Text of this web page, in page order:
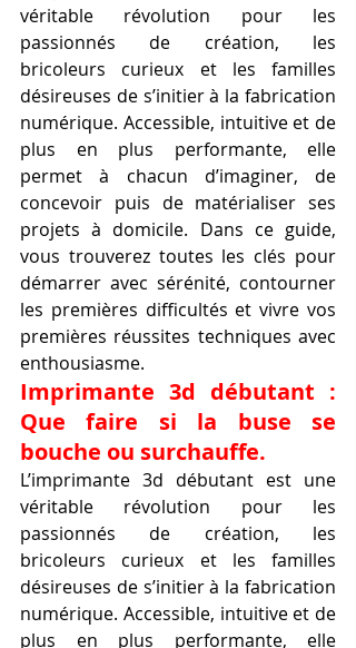
véritable révolution pour les
passionnés de création, les
bricoleurs curieux et les familles
désireuses de s’initier à la fabrication
numérique. Accessible, intuitive et de
plus en plus performante, elle
permet à chacun d’imaginer, de
concevoir puis de matérialiser ses
projets à domicile. Dans ce guide,
vous trouverez toutes les clés pour
démarrer avec sérénité, contourner
les premières difficultés et vivre vos
premières réussites techniques avec
enthousiasme.
Imprimante 3d débutant :
Que faire si la buse se
bouche ou surchauffe.
L’imprimante 3d débutant est une
véritable révolution pour les
passionnés de création, les
bricoleurs curieux et les familles
désireuses de s’initier à la fabrication
numérique. Accessible, intuitive et de
plus en plus performante, elle